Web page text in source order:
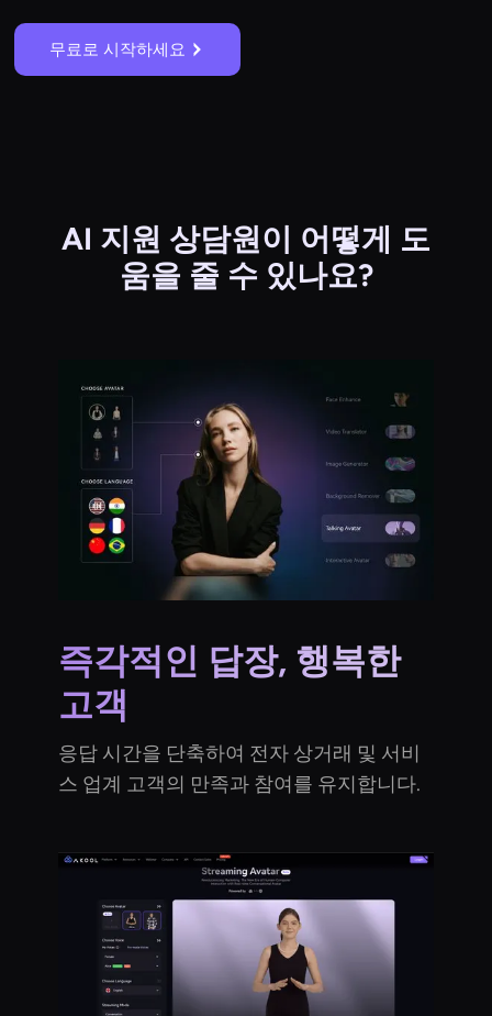
무료로 시작하세요
AI 지원 상담원이 어떻게 도
움을 줄 수 있나요?
즉각적인 답장, 행복한
고객
응답 시간을 단축하여 전자 상거래 및 서비
스 업계 고객의 만족과 참여를 유지합니다.